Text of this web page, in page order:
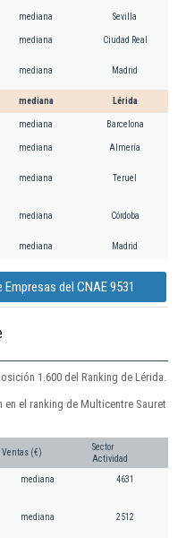
mediana Sevilla
mediana Ciudad Real
mediana Madrid
mediana Lérida
mediana Barcelona
mediana Almería
mediana Teruel
mediana Córdoba
mediana Madrid
Empresas del CNAE 9531
1.600 del Ranking de Lérida.
el ranking de Multicentre Sauret
Ventas (€)
Sector
Actividad
mediana 4631
mediana 2512